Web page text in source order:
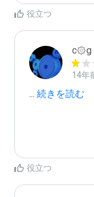
役立つ
c۞g
14年
... 続きを読む
役立つ